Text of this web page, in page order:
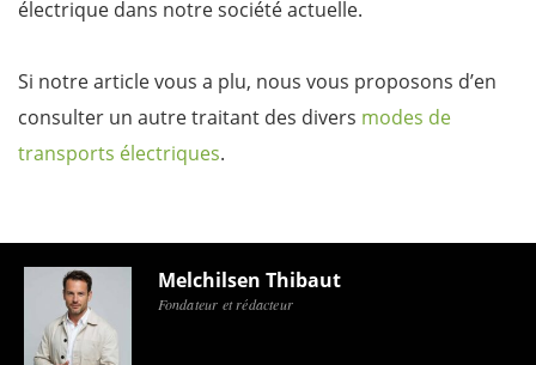
électrique dans notre société actuelle.
Si notre article vous a plu, nous vous proposons d’en
consulter un autre traitant des divers modes de
transports électriques.
Melchilsen Thibaut
Fondateur et rédacteur